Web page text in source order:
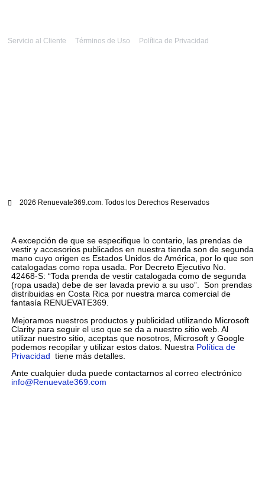
2026 Renuevate369.com. Todos los Derechos Reservados
Servicio al Cliente Términos de Uso Política de Privacidad
A excepción de que se especifique lo contario, las prendas de
vestir y accesorios publicados en nuestra tienda son de segunda
mano cuyo origen es Estados Unidos de América, por lo que son
catalogadas como ropa usada. Por Decreto Ejecutivo No.
42468-S: “Toda prenda de vestir catalogada como de segunda
(ropa usada) debe de ser lavada previo a su uso”. Son prendas
distribuidas en Costa Rica por nuestra marca comercial de
fantasía RENUEVATE369.
Mejoramos nuestros productos y publicidad utilizando Microsoft
Clarity para seguir el uso que se da a nuestro sitio web. Al
utilizar nuestro sitio, aceptas que nosotros, Microsoft y Google
podemos recopilar y utilizar estos datos. Nuestra Política de
Privacidad tiene más detalles.
Ante cualquier duda puede contactarnos al correo electrónico
info@Renuevate369.com